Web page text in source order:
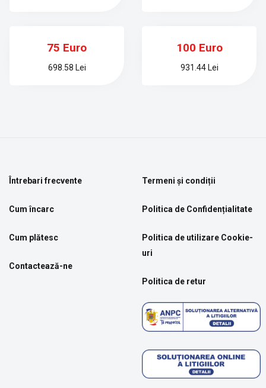
75 Euro
698.58 Lei
100 Euro
931.44 Lei
Întrebari frecvente
Cum încarc
Cum plătesc
Contactează-ne
Termeni și condiții
Politica de Confidențialitate
Politica de utilizare Cookie-
uri
Politica de retur